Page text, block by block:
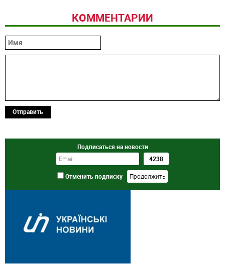
КОММЕНТАРИИ
Отправить
Подписаться на новости
Отменить подписку